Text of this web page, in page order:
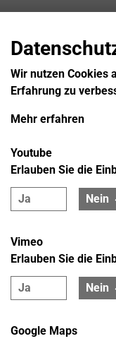
Wir nutzen Cookies
Erfahrung zu
Mehr erfahren
Ja Nein
Youtube
Erlauben Sie die
Ja Nein
Vimeo
Erlauben Sie die
Google Maps